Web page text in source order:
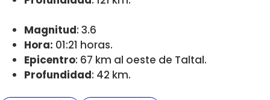
Magnitud: 3.6
Hora: 01:21 horas.
Epicentro: 67 km al oeste de Taltal.
Profundidad: 42 km.